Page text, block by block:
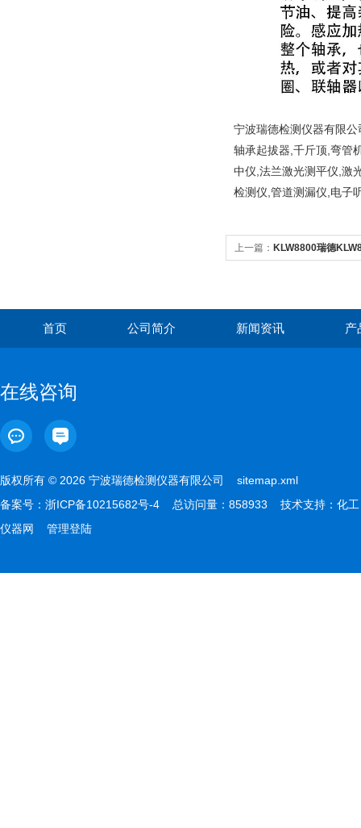
宁波瑞德检测仪器有限
轴承起拔器,千斤顶,弯管
中仪,法兰激光测平仪,激
检测仪,管道测漏仪,电子
上一篇： KLW8800瑞德
首页 公司简介 新闻资讯 产
在线咨询
版权所有 © 2026 宁波瑞德检测仪器有限公司 sitemap.xml
备案号： 浙ICP备10215682号-4 总访问量：858933 技术支持： 化工
仪器网
管理登陆